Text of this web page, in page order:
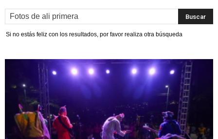
Si no estás feliz con los resultados, por favor realiza otra búsqueda